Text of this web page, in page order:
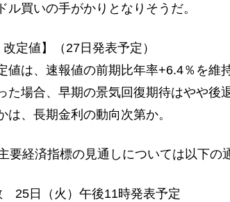
買いの手がかりとなりそうだ。
定値】（27日発表予定）
は、速報値の前期比年率+6.4％を維
た場合、早期の景気回復期待はやや後
、長期金利の動向次第か。
要経済指標の見通しについては以下の
25日（火）午後11時発表予定